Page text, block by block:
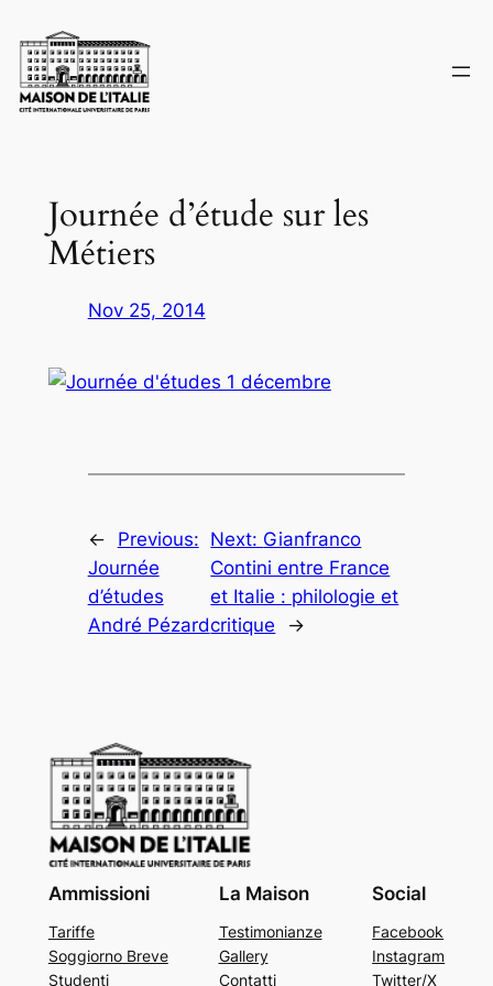
to
content
Journée d’étude sur les
Métiers
Nov 25, 2014
←
Previous:
Journée
d’études
André Pézard
Next: Gianfranco
Contini entre France
et Italie : philologie et
critique
→
Ammissioni
Tariffe
Soggiorno Breve
Studenti
La Maison
Testimonianze
Gallery
Contatti
Social
Facebook
Instagram
Twitter/X